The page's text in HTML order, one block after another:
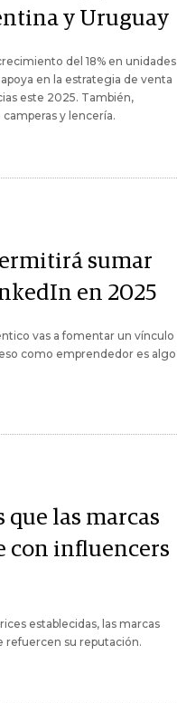
y Uruguay
del 18% en unidades
en la estrategia de venta
este 2025. También,
y lencería.
sumar
en 2025
vas a fomentar un vínculo
como emprendedor es algo
las marcas
con influencers
establecidas, las marcas
su reputación.